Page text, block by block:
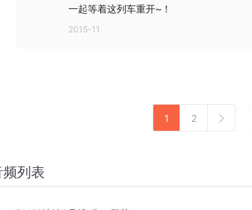
一起等着这列车重开~！
2015-11
1 2
频列表